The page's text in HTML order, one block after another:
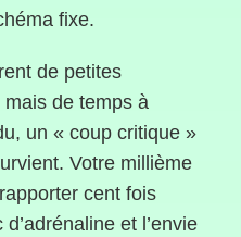
fixe.
de petites
de temps à
un « coup critique »
Votre millième
cent fois
et l’envie